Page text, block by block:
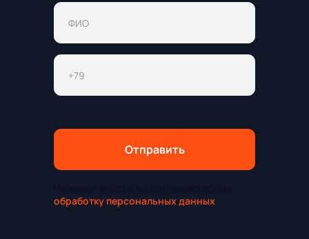
Отправить
обработку персональных данных